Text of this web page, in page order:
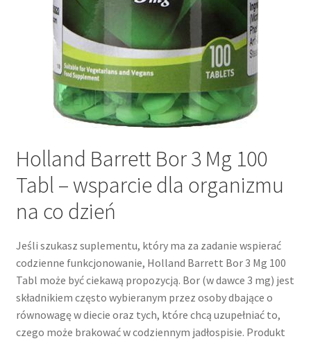
Holland Barrett Bor 3 Mg 100
Tabl – wsparcie dla organizmu
na co dzień
Jeśli szukasz suplementu, który ma za zadanie wspierać
codzienne funkcjonowanie, Holland Barrett Bor 3 Mg 100
Tabl może być ciekawą propozycją. Bor (w dawce 3 mg) jest
składnikiem często wybieranym przez osoby dbające o
równowagę w diecie oraz tych, które chcą uzupełniać to,
czego może brakować w codziennym jadłospisie. Produkt